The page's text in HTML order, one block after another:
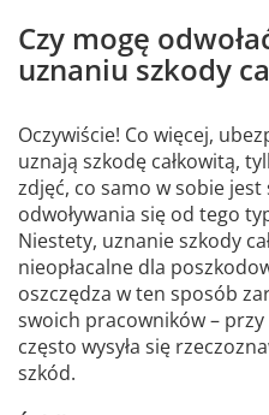
Czy mogę
uznaniu szkody
Oczywiście! Co więcej,
uznają szkodę całkowitą,
zdjęć, co samo w sobie jest
odwoływania się od tego
Niestety, uznanie szkody
nieopłacalne dla
oszczędza w ten sposób
swoich pracowników –
często wysyła się
szkód.